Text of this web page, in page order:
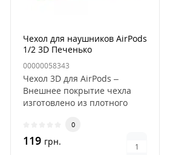
Чехол для наушников AirPods
1/2 3D Печенько
00000058343
Чехол 3D для AirPods –
Внешнее покрытие чехла
изготовлено из плотного
0
119 грн.